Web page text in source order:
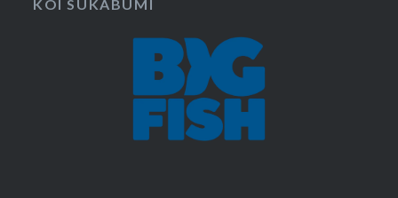
KOI SUKABUMI